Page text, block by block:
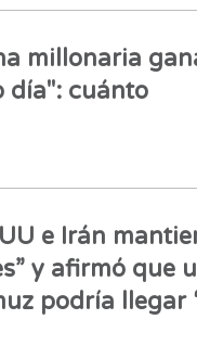
millonaria
día": cuánto
e Irán
y afirmó que
podría llegar